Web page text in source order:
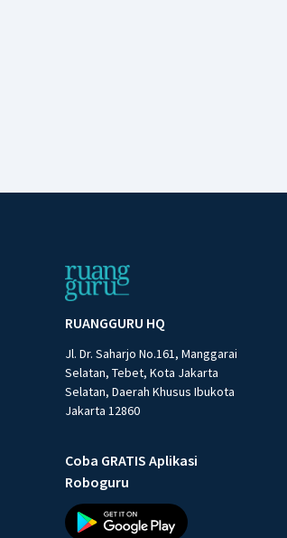
RUANGGURU HQ
Jl. Dr. Saharjo No.161, Manggarai
Selatan, Tebet, Kota Jakarta
Selatan, Daerah Khusus Ibukota
Jakarta 12860
Coba GRATIS Aplikasi
Roboguru